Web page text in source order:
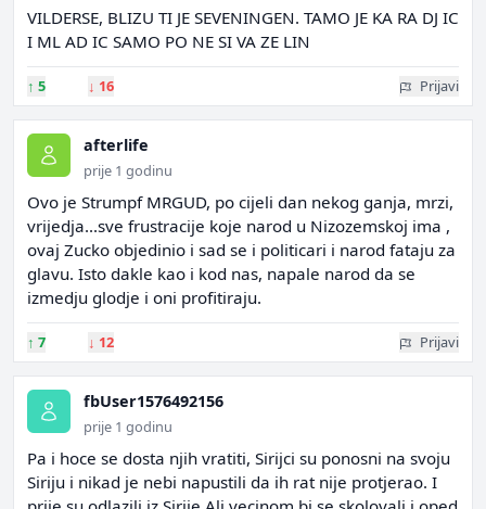
VILDERSE, BLIZU TI JE SEVENINGEN. TAMO JE KA RA DJ IC
I ML AD IC SAMO PO NE SI VA ZE LIN
↑ 5 ↓ 16 Prijavi
afterlife
prije 1 godinu
Ovo je Strumpf MRGUD, po cijeli dan nekog ganja, mrzi,
vrijedja...sve frustracije koje narod u Nizozemskoj ima ,
ovaj Zucko objedinio i sad se i politicari i narod fataju za
glavu. Isto dakle kao i kod nas, napale narod da se
izmedju glodje i oni profitiraju.
↑ 7 ↓ 12 Prijavi
fbUser1576492156
prije 1 godinu
Pa i hoce se dosta njih vratiti, Sirijci su ponosni na svoju
Siriju i nikad je nebi napustili da ih rat nije protjerao. I